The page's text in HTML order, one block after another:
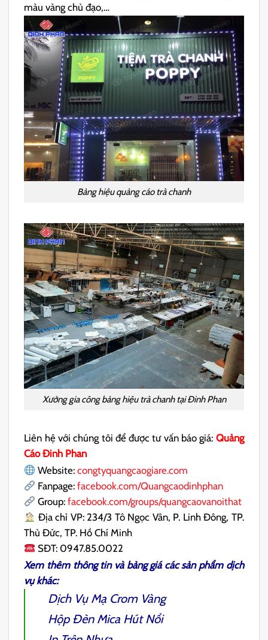
màu vàng chủ đạo,…
Bảng hiệu quảng cáo trà chanh
Xưởng gia công bảng hiệu trà chanh tại Đinh Phan
Liên hệ với chúng tôi để được tư vấn báo giá: Quảng
Cáo Đinh Phan
Website: congtyquangcaogiare.com
Fanpage: facebook.com/Quangcaodinhphan
Group: facebook.com/groups/quangcaovanoithat
Địa chỉ VP: 234/3 Tô Ngọc Vân, P. Linh Đông, TP.
Thủ Đức, TP. Hồ Chí Minh
SĐT: 0947.85.0022
Xem thêm thông tin và bảng giá các sản phẩm dịch
vụ khác:
Dịch Vụ Mạ Crom Vàng
Hộp Đèn Mica Hút Nổi